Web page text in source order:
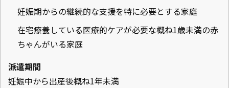
妊娠期からの継続的な支援を特に必要とする家庭
在宅療養している医療的ケアが必要な概ね1歳未満の赤
ちゃんがいる家庭
派遣期間
妊娠中から出産後概ね1年未満